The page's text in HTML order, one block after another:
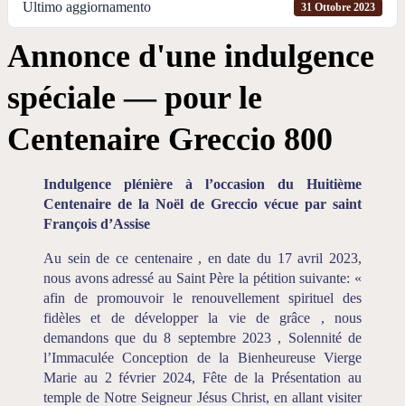
Ultimo aggiornamento 31 Ottobre 2023
Annonce d'une indulgence
spéciale — pour le
Centenaire Greccio 800
Indulgence plénière à l’occasion du Huitième
Centenaire de la Noël de Greccio vécue par saint
François d’Assise
Au sein de ce centenaire , en date du 17 avril 2023,
nous avons adressé au Saint Père la pétition suivante: «
afin de promouvoir le renouvellement spirituel des
fidèles et de développer la vie de grâce , nous
demandons que du 8 septembre 2023 , Solennité de
l’Immaculée Conception de la Bienheureuse Vierge
Marie au 2 février 2024, Fête de la Présentation au
temple de Notre Seigneur Jésus Christ, en allant visiter